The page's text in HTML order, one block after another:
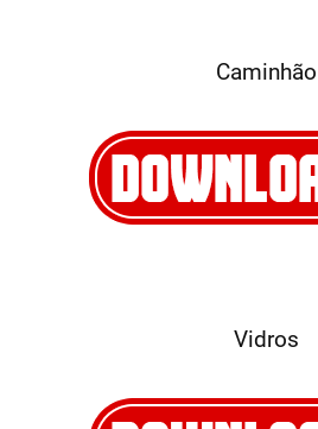
Caminhão
Vidros